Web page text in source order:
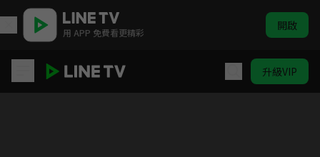
用 APP 免費看更精彩 開啟
升級VIP